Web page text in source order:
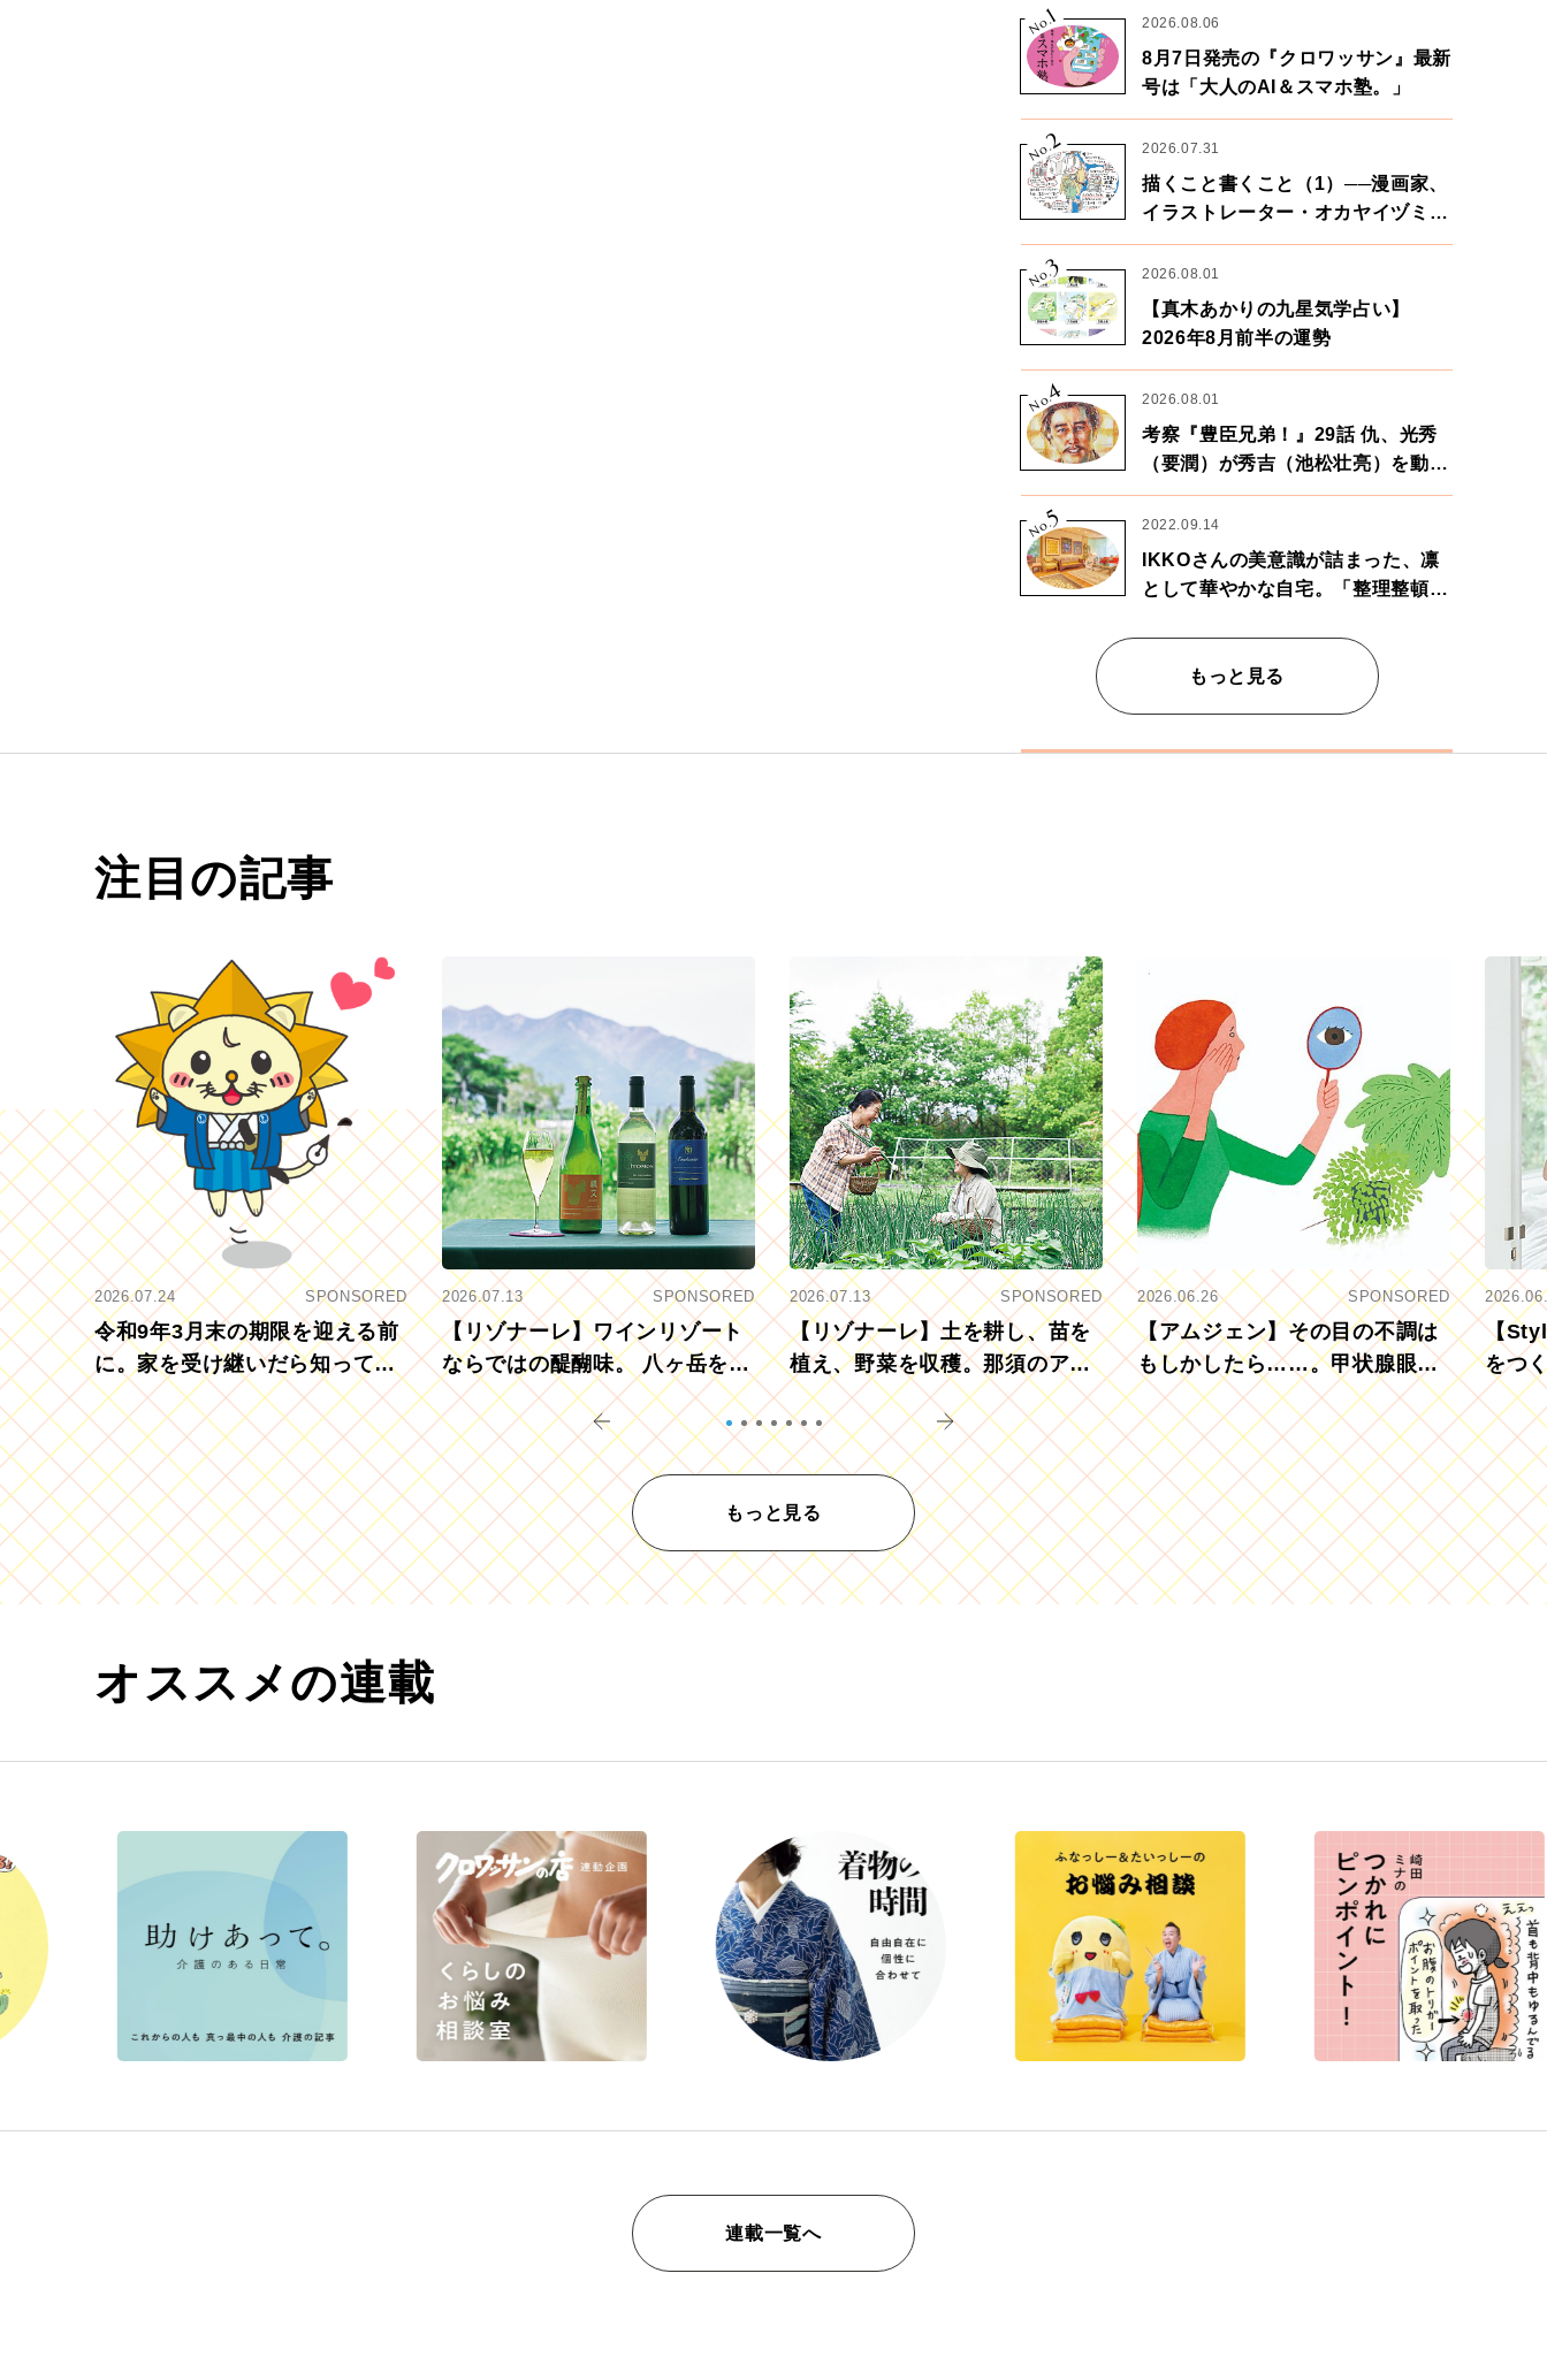
No.
1 2026.08.06
8月7日発売の『クロワッサン』最新
号は「大人のAI＆スマホ塾。」
No.2 2026.07.31
描くこと書くこと（1）──漫画家、
イラストレーター・オカヤイヅミさ
ん×漫画家・鶴谷香央理さん
No.
3 2026.08.01
【真木あかりの九星気学占い】
2026年8月前半の運勢
No.
4 2026.08.01
考察『豊臣兄弟！』29話 仇、光秀
（要潤）が秀吉（池松壮亮）を動か
す。天下に向けた兄弟の分岐点。
No.
5 2022.09.14
IKKOさんの美意識が詰まった、凛
として華やかな自宅。「整理整頓は
もっと見る
注目の記事
2026.07.24 SPONSORED
令和9年3月末の期限を迎える前
に。家を受け継いだら知ってお
きたい「相続登記の義務化」
2026.07.13 SPONSORED
【リゾナーレ】ワインリゾート
ならではの醍醐味。 八ヶ岳を望
むブドウ畑でアペロ
2026.07.13 SPONSORED
【リゾナーレ】土を耕し、苗を
植え、野菜を収穫。那須のアグ
リツーリズモを体験
2026.06.26 SPONSORED
【アムジェン】その目の不調は
もしかしたら……。甲状腺眼症
を知っていますか？
【
をつ
もっと見る
オススメの連載
連載一覧へ